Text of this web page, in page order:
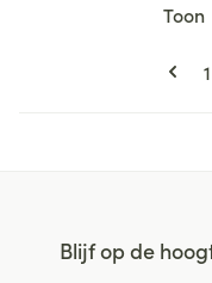
1
Toon
Blijf op de